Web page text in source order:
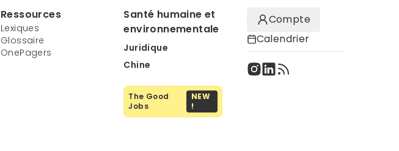
Ressources
Lexiques
Glossaire
OnePagers
Santé humaine et
environnementale
Juridique
Chine
The Good
Jobs
NEW
!
Compte
Calendrier